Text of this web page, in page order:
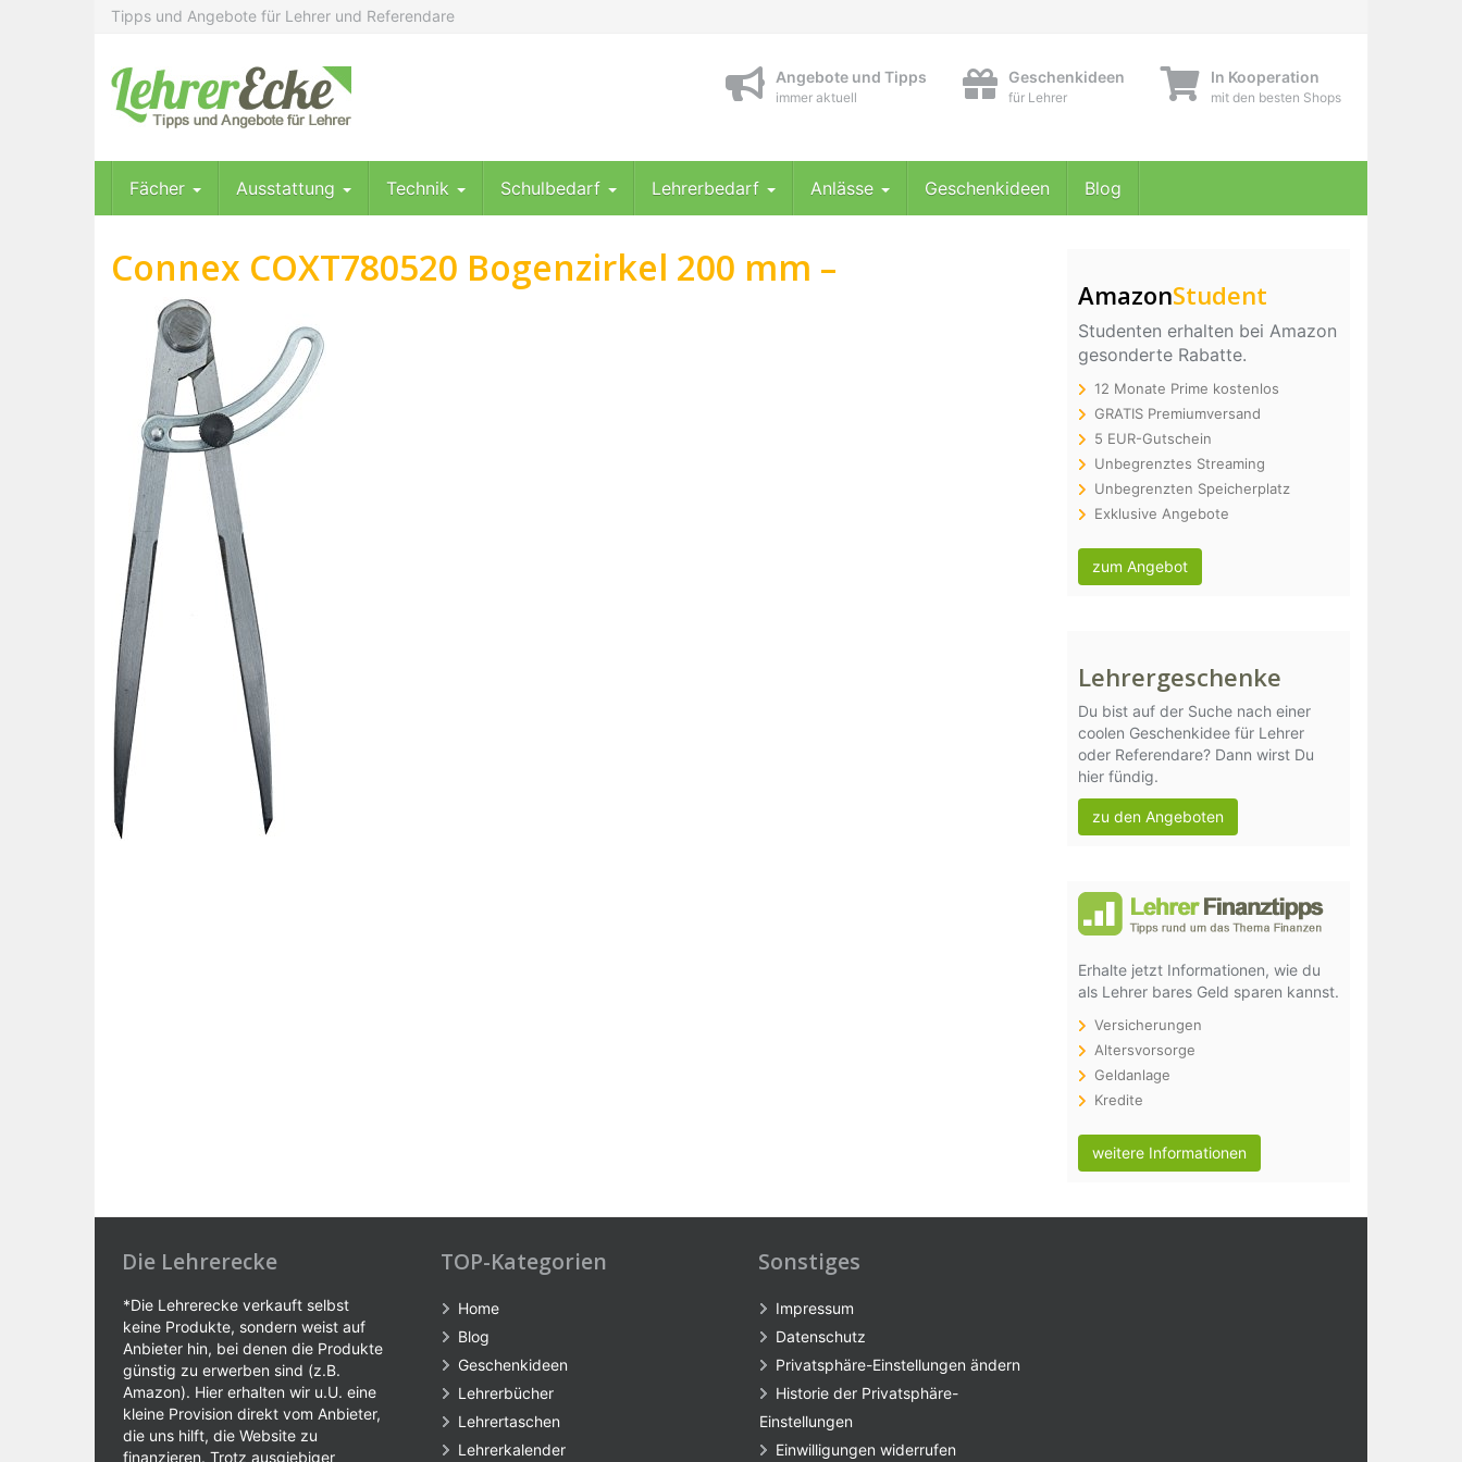
Tipps und Angebote für Lehrer und Referendare
Angebote und Tipps
immer aktuell
Geschenkideen
für Lehrer
In Kooperation
mit den besten Shops
Fächer Ausstattung Technik Schulbedarf Lehrerbedarf Anlässe Geschenkideen Blog
Connex COXT780520 Bogenzirkel 200 mm –
AmazonStudent
Studenten erhalten bei Amazon
gesonderte Rabatte.
12 Monate Prime kostenlos
GRATIS Premiumversand
5 EUR-Gutschein
Unbegrenztes Streaming
Unbegrenzten Speicherplatz
Exklusive Angebote
zum Angebot
Lehrergeschenke
Du bist auf der Suche nach einer
coolen Geschenkidee für Lehrer
oder Referendare? Dann wirst Du
hier fündig.
zu den Angeboten
Erhalte jetzt Informationen, wie du
als Lehrer bares Geld sparen kannst.
Versicherungen
Altersvorsorge
Geldanlage
Kredite
weitere Informationen
Die Lehrerecke
*Die Lehrerecke verkauft selbst
keine Produkte, sondern weist auf
Anbieter hin, bei denen die Produkte
günstig zu erwerben sind (z.B.
Amazon). Hier erhalten wir u.U. eine
kleine Provision direkt vom Anbieter,
die uns hilft, die Website zu
finanzieren. Trotz ausgiebiger
TOP-Kategorien
Home
Blog
Geschenkideen
Lehrerbücher
Lehrertaschen
Lehrerkalender
Sonstiges
Impressum
Datenschutz
Privatsphäre-Einstellungen ändern
Historie der Privatsphäre-
Einstellungen
Einwilligungen widerrufen